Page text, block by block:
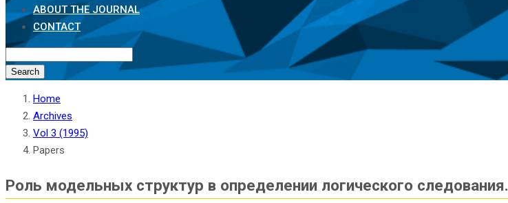
ABOUT THE JOURNAL
CONTACT
Search
Home
Archives
Vol 3 (1995)
Papers
Роль модельных структур в определении логического следования.